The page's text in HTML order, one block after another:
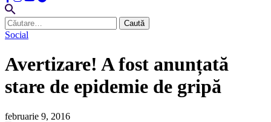
Caută
după:
Social
Avertizare! A fost anunțată
stare de epidemie de gripă
februarie 9, 2016